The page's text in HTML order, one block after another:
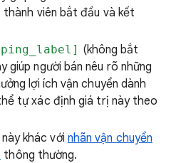
viên bắt đầu và kết
(không bắt
giúp người bán nêu rõ những
lợi ích vận chuyển dành
tự xác định giá trị này theo
khác với nhãn vận chuyển
thông thường.